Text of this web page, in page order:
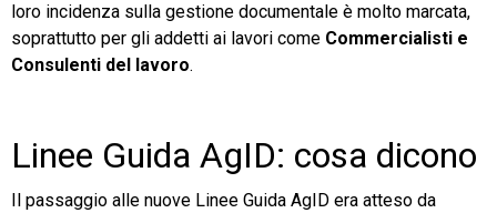
loro incidenza sulla gestione documentale è molto marcata,
soprattutto per gli addetti ai lavori come Commercialisti e
Consulenti del lavoro.
Linee Guida AgID: cosa dicono
Il passaggio alle nuove Linee Guida AgID era atteso da